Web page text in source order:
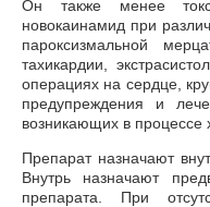
Он также менее
новокаинамид при
пароксизмальной
тахикардии,
операциях на сердце,
предупреждения и
возникающих в процессе
Препарат назначают
Внутрь назначают
препарата. При